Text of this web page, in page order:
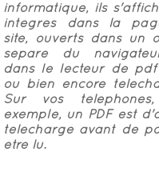
informatique, ils
intégrés dans la
site, ouverts dans un
séparé du
dans le lecteur de pdf
ou bien encore
Sur vos
exemple, un PDF est
téléchargé avant de
être lu.